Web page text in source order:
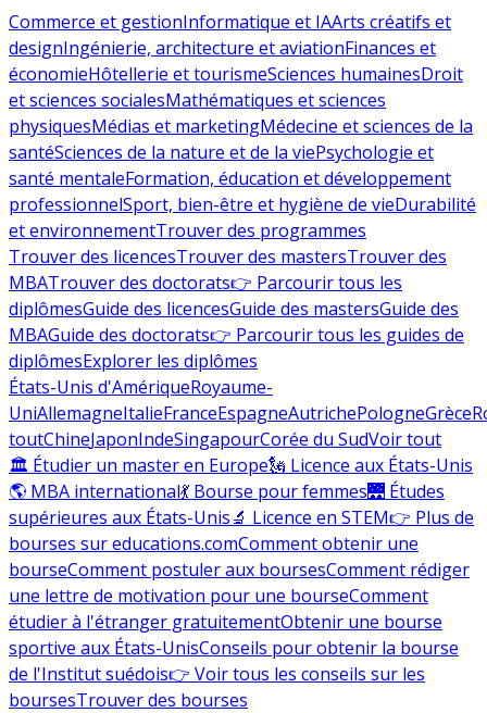
Commerce et gestionInformatique et IAArts créatifs et
designIngénierie, architecture et aviationFinances et
économieHôtellerie et tourismeSciences humainesDroit
et sciences socialesMathématiques et sciences
physiquesMédias et marketingMédecine et sciences de la
santéSciences de la nature et de la viePsychologie et
santé mentaleFormation, éducation et développement
professionnelSport, bien-être et hygiène de vieDurabilité
et environnementTrouver des programmes
Trouver des licencesTrouver des mastersTrouver des
MBATrouver des doctorats👉 Parcourir tous les
diplômesGuide des licencesGuide des mastersGuide des
MBAGuide des doctorats👉 Parcourir tous les guides de
diplômesExplorer les diplômes
États-Unis d'AmériqueRoyaume-
UniAllemagneItalieFranceEspagneAutrichePologneGrèce
toutChineJaponIndeSingapourCorée du SudVoir tout
🏛 Étudier un master en Europe🗽 Licence aux États-Unis
🌎 MBA international💃 Bourse pour femmes🌉 Études
supérieures aux États-Unis🔬 Licence en STEM👉 Plus de
bourses sur educations.comComment obtenir une
bourseComment postuler aux boursesComment rédiger
une lettre de motivation pour une bourseComment
étudier à l'étranger gratuitementObtenir une bourse
sportive aux États-UnisConseils pour obtenir la bourse
de l'Institut suédois👉 Voir tous les conseils sur les
boursesTrouver des bourses